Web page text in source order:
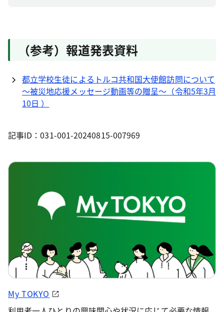
（参考）報道発表資料
都立学校生徒によるトルコ共和国大使館訪問について
～被災地応援メッセージ動画等の贈呈～（令和5年3月
10日 ）
記事ID：031-001-20240815-007969
My TOKYO